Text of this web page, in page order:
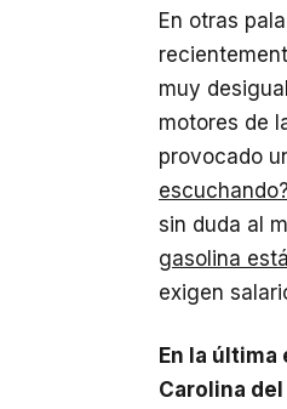
En otras
muy
motores de
provocado
escuchando?
sin duda al
gasolina
exigen
En la
Carolina